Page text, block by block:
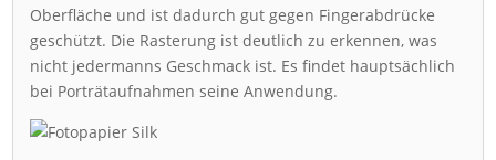
Oberfläche und ist dadurch gut gegen Fingerabdrücke
geschützt. Die Rasterung ist deutlich zu erkennen, was
nicht jedermanns Geschmack ist. Es findet hauptsächlich
bei Porträtaufnahmen seine Anwendung.